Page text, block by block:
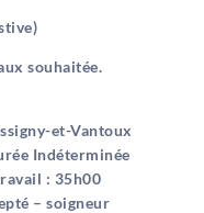
souhaitée.
et-Vantoux
Indéterminée
: 35h00
– soigneur